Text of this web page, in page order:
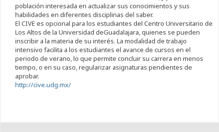
población interesada en actualizar sus conocimientos y sus
habilidades en diferentes disciplinas del saber.
El CIVE es opcional para los estudiantes del Centro Universitario de
Los Altos de la Universidad deGuadalajara, quienes se pueden
inscribir a la materia de su interés. La modalidad de trabajo
intensivo facilita a los estudiantes el avance de cursos en el
periodo de verano, lo que permite concluir su carrera en menos
tiempo, o en su caso, regularizar asignaturas pendientes de
aprobar.
http://cive.udg.mx/